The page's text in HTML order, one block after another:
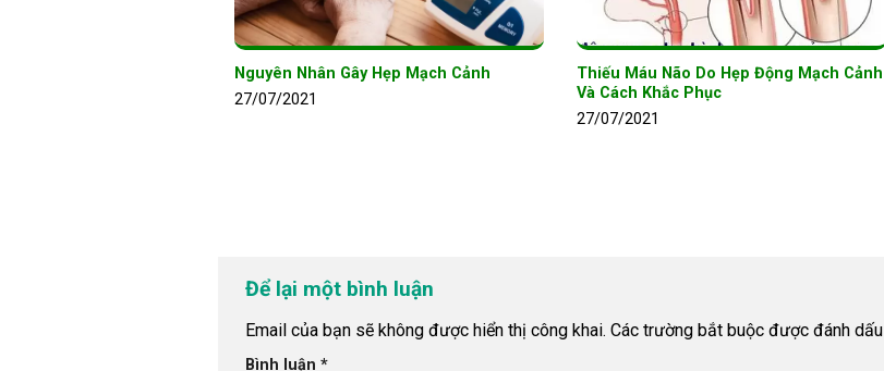
Nguyên Nhân Gây Hẹp Mạch Cảnh
27/07/2021
Thiếu Máu Não Do Hẹp Động Mạch Cảnh
Và Cách Khắc Phục
27/07/2021
Để lại một bình luận
Email của bạn sẽ không được hiển thị công khai. Các trường bắt buộc được đánh dấu
Bình luận *